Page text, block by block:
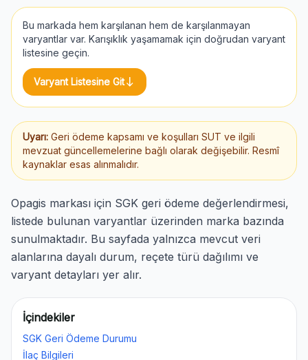
Bu markada hem karşılanan hem de karşılanmayan
varyantlar var. Karışıklık yaşamamak için doğrudan varyant
listesine geçin.
Varyant Listesine Gitsouth
Uyarı: Geri ödeme kapsamı ve koşulları SUT ve ilgili
mevzuat güncellemelerine bağlı olarak değişebilir. Resmî
kaynaklar esas alınmalıdır.
Opagis markası için SGK geri ödeme değerlendirmesi,
listede bulunan varyantlar üzerinden marka bazında
sunulmaktadır. Bu sayfada yalnızca mevcut veri
alanlarına dayalı durum, reçete türü dağılımı ve
varyant detayları yer alır.
İçindekiler
SGK Geri Ödeme Durumu
İlaç Bilgileri